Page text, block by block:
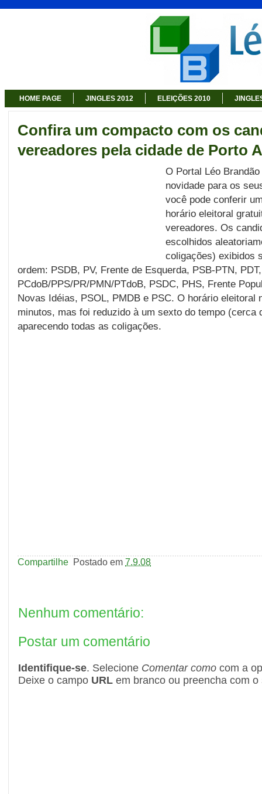
HOME PAGE JINGLES 2012 ELEIÇÕES 2010
Confira um compacto com os
vereadores pela cidade de Porto
O Portal Léo
novidade para os
você pode conferir
horário eleitoral
vereadores. Os
escolhidos
coligações) exibidos
ordem: PSDB, PV, Frente de Esquerda, PSB-PTN,
PCdoB/PPS/PR/PMN/PTdoB, PSDC, PHS, Frente
Novas Idéias, PSOL, PMDB e PSC. O horário eleitoral
minutos, mas foi reduzido à um sexto do tempo (cerca
aparecendo todas as coligações.
Compartilhe Postado em 7.9.08
Nenhum comentário:
Postar um comentário
Identifique-se. Selecione Comentar como com a
Deixe o campo URL em branco ou preencha com o